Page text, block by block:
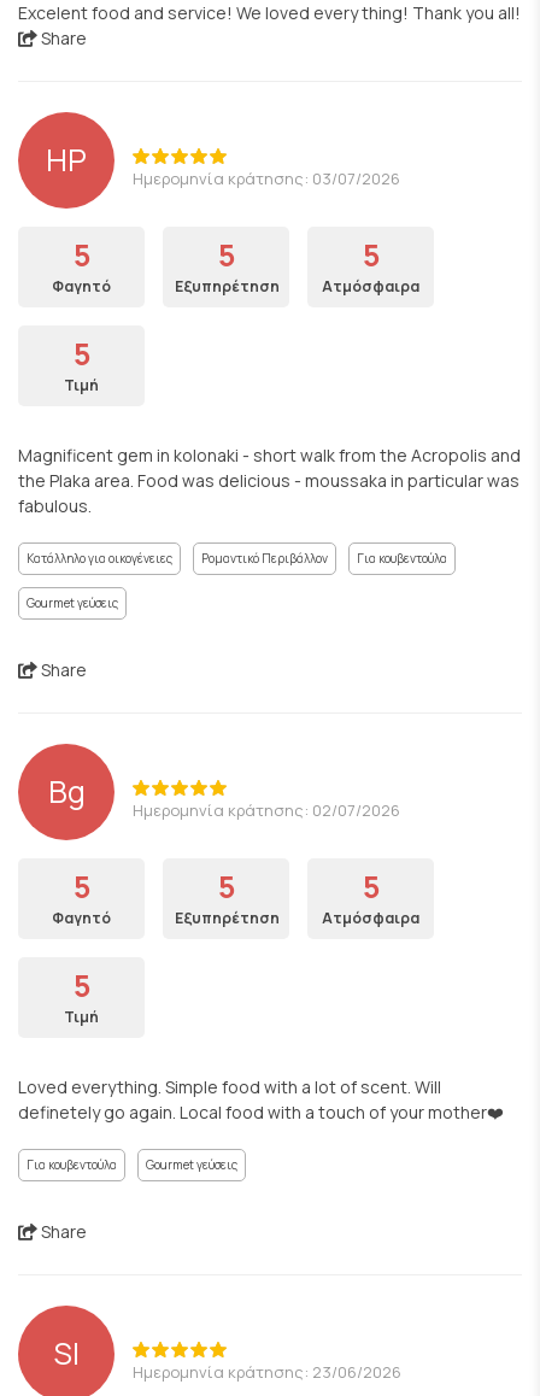
Excelent food and service! We loved every thing! Thank you all!
Share
HP Ημερομηνία κράτησης: 03/07/2026
5
Φαγητό
5
Εξυπηρέτηση
5
Ατμόσφαιρα
5
Τιμή
Magnificent gem in kolonaki - short walk from the Acropolis and
the Plaka area. Food was delicious - moussaka in particular was
fabulous.
Κατάλληλο για οικογένειες Ρομαντικό Περιβάλλον Για κουβεντούλα
Gourmet γεύσεις
Share
Bg Ημερομηνία κράτησης: 02/07/2026
5
Φαγητό
5
Εξυπηρέτηση
5
Ατμόσφαιρα
5
Τιμή
Loved everything. Simple food with a lot of scent. Will
definetely go again. Local food with a touch of your mother❤️
Για κουβεντούλα Gourmet γεύσεις
Share
SI Ημερομηνία κράτησης: 23/06/2026